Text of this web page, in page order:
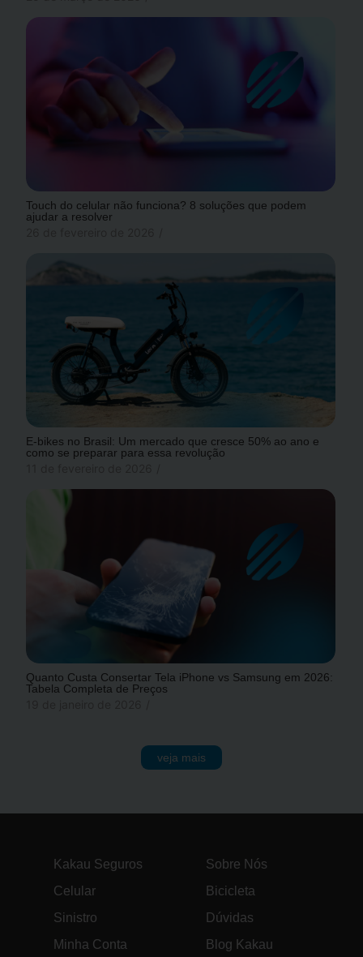
Touch do celular não funciona? 8 soluções que podem
ajudar a resolver
E-bikes no Brasil: Um mercado que cresce 50% ao ano e
como se preparar para essa revolução
Quanto Custa Consertar Tela iPhone vs Samsung em 2026:
Tabela Completa de Preços
veja mais
Kakau Seguros
Celular
Sinistro
Minha Conta
Sobre Nós
Bicicleta
Dúvidas
Blog Kakau